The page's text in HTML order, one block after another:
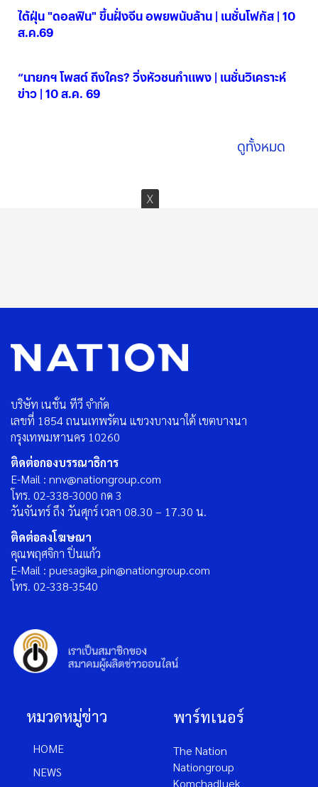
ไต้ฝุ่น "ดอลฟิน" ขึ้นฝั่งจีน อพยพนับล้าน | เนชั่นโฟกัส | 10
ส.ค.69
“นายกฯ โพสต์ ถึงใคร? วิ่งหัวชนกำแพง | เนชั่นวิเคราะห์
ข่าว | 10 ส.ค. 69
ดูทั้งหมด
บริษัท เนชั่น ทีวี จำกัด
เลขที่ 1854 ถนนเทพรัตน แขวงบางนาใต้ เขตบางนา
กรุงเทพมหานคร 10260
ติดต่อกองบรรณาธิการ
E-Mail : nnv@nationgroup.com
โทร. 02-338-3000 กด 3
วันจันทร์ ถึง วันศุกร์ เวลา 08.30 – 17.30 น.
ติดต่อลงโฆษณา
คุณพฤศจิกา ปิ่นแก้ว
E-Mail : puesagika_pin@nationgroup.com
โทร. 02-338-3540
หมวดหมู่ข่าว
HOME
NEWS
พาร์ทเนอร์
The Nation
Nationgroup
Komchadluek